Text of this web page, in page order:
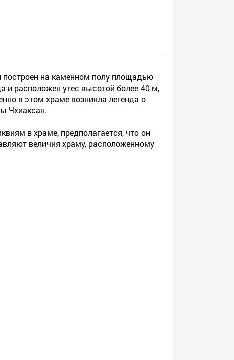
на каменном полу площадью
и расположен утес высотой более 40 м,
в этом храме возникла легенда о
Чхиаксан.
в храме, предполагается, что он
величия храму, расположенному